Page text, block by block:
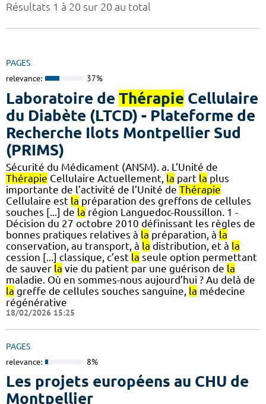
Résultats 1 à 20 sur 20 au total
PAGES
relevance: 37%
Laboratoire de Thérapie Cellulaire
du Diabète (LTCD) - Plateforme de
Recherche Ilots Montpellier Sud
(PRIMS)
Sécurité du Médicament (ANSM). a. L’Unité de
Thérapie Cellulaire Actuellement, la part la plus
importante de l’activité de l’Unité de Thérapie
Cellulaire est la préparation des greffons de cellules
souches [...] de la région Languedoc-Roussillon. 1 -
Décision du 27 octobre 2010 définissant les règles de
bonnes pratiques relatives à la préparation, à la
conservation, au transport, à la distribution, et à la
cession [...] classique, c’est la seule option permettant
de sauver la vie du patient par une guérison de la
maladie. Où en sommes-nous aujourd’hui ? Au delà de
la greffe de cellules souches sanguine, la médecine
régénérative
18/02/2026 15:25
PAGES
relevance: 8%
Les projets européens au CHU de
Montpellier